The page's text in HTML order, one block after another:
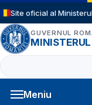
Sari la conținutul
Site oficial al
GUVERNUL
Caută
Meniu